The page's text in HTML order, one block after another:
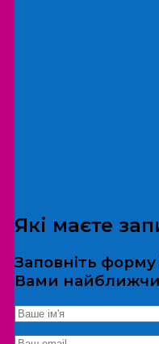
*Дані не
Екскурсія/локація
Які маєте
Заповніть
Вами